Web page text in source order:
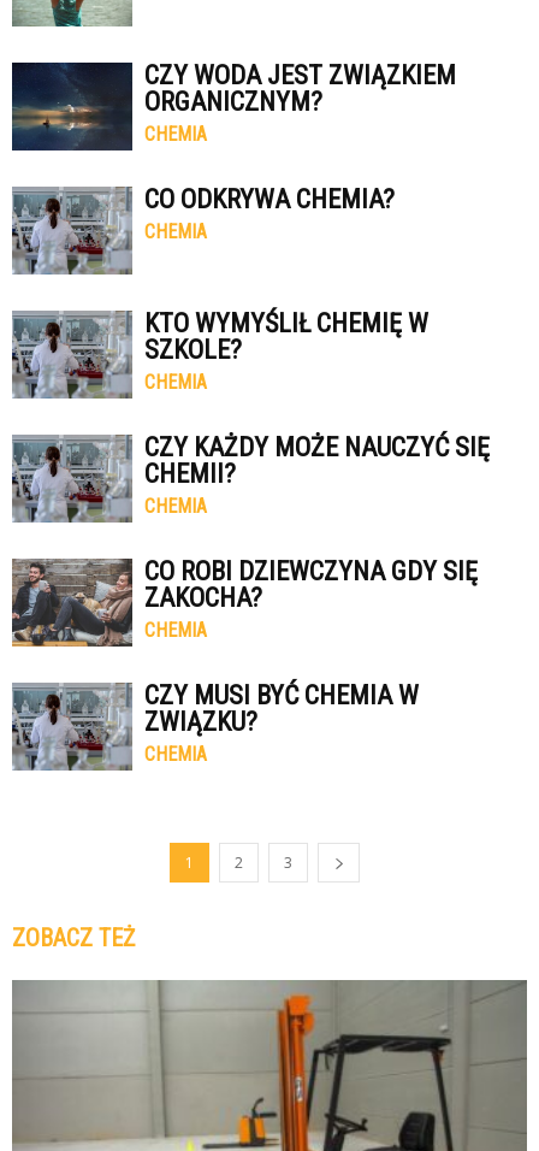
CZY WODA JEST ZWIĄZKIEM
ORGANICZNYM?
CHEMIA
CO ODKRYWA CHEMIA?
CHEMIA
KTO WYMYŚLIŁ CHEMIĘ W
SZKOLE?
CHEMIA
CZY KAŻDY MOŻE NAUCZYĆ SIĘ
CHEMII?
CHEMIA
CO ROBI DZIEWCZYNA GDY SIĘ
ZAKOCHA?
CHEMIA
CZY MUSI BYĆ CHEMIA W
ZWIĄZKU?
CHEMIA
1 2 3
ZOBACZ TEŻ